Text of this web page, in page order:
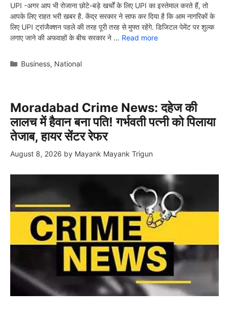
UPI -अगर आप भी रोजाना छोटे-बड़े खर्चों के लिए UPI का इस्तेमाल करते हैं, तो
आपके लिए राहत भरी खबर है. केंद्र सरकार ने साफ कर दिया है कि आम नागरिकों के
लिए UPI ट्रांजैक्शन पहले की तरह पूरी तरह से मुफ्त रहेंगे. डिजिटल पेमेंट पर शुल्क
लगाए जाने की अफवाहों के बीच सरकार ने … Read more
Categories
Business, National
Moradabad Crime News: दहेज की
लालच में हैवान बना पति! गर्भवती पत्नी को पिलाया
तेजाब, हायर सेंटर रेफर
August 8, 2026 by Mayank Mayank Trigun